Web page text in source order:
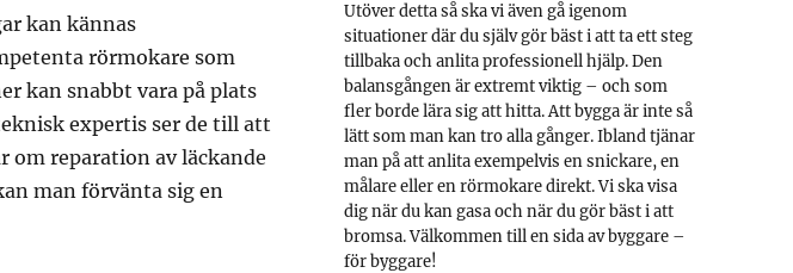
kan kännas
rörmokare som
kan snabbt vara på plats
expertis ser de till att
om reparation av läckande
man förvänta sig en
Utöver detta så ska vi även gå igenom
situationer där du själv gör bäst i att ta ett steg
tillbaka och anlita professionell hjälp. Den
balansgången är extremt viktig – och som
fler borde lära sig att hitta. Att bygga är inte så
lätt som man kan tro alla gånger. Ibland tjänar
man på att anlita exempelvis en snickare, en
målare eller en rörmokare direkt. Vi ska visa
dig när du kan gasa och när du gör bäst i att
bromsa. Välkommen till en sida av byggare –
för byggare!